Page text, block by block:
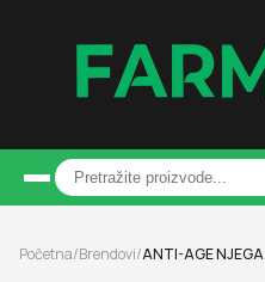
Početna/Brendovi/ANTI-AGE NJEGA